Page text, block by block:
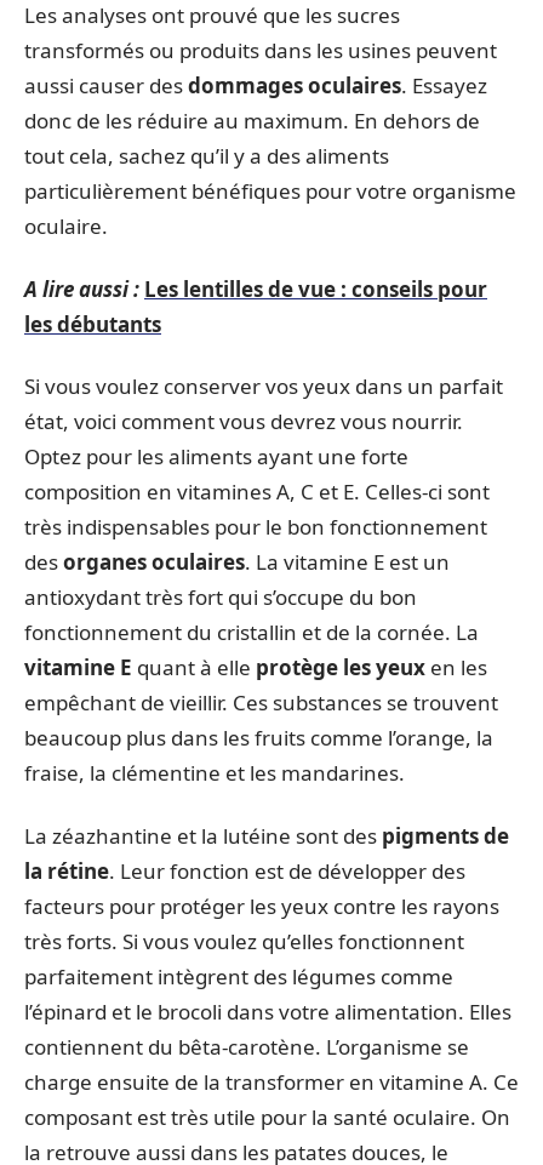
Les analyses ont prouvé que les sucres
transformés ou produits dans les usines peuvent
aussi causer desdommages oculaires. Essayez
donc de les réduire au maximum. En dehors de
tout cela, sachez qu’il y a des aliments
particulièrement bénéfiques pour votre organisme
oculaire.
A lire aussi : Les lentilles de vue : conseils pour
les débutants
Si vous voulez conserver vos yeux dans un parfait
état, voici comment vous devrez vous nourrir.
Optez pour les aliments ayant une forte
composition en vitamines A, C et E. Celles-ci sont
très indispensables pour le bon fonctionnement
desorganes oculaires. La vitamine E est un
antioxydant très fort qui s’occupe du bon
fonctionnement du cristallin et de la cornée. La
vitamine E quant à elle protège les yeux en les
empêchant de vieillir. Ces substances se trouvent
beaucoup plus dans les fruits comme l’orange, la
fraise, la clémentine et les mandarines.
La zéazhantine et la lutéine sont des pigments de
la rétine. Leur fonction est de développer des
facteurs pour protéger les yeux contre les rayons
très forts. Si vous voulez qu’elles fonctionnent
parfaitement intègrent des légumes comme
l’épinard et le brocoli dans votre alimentation. Elles
contiennent du bêta-carotène. L’organisme se
charge ensuite de la transformer en vitamine A. Ce
composant est très utile pour la santé oculaire. On
la retrouve aussi dans les patates douces, le